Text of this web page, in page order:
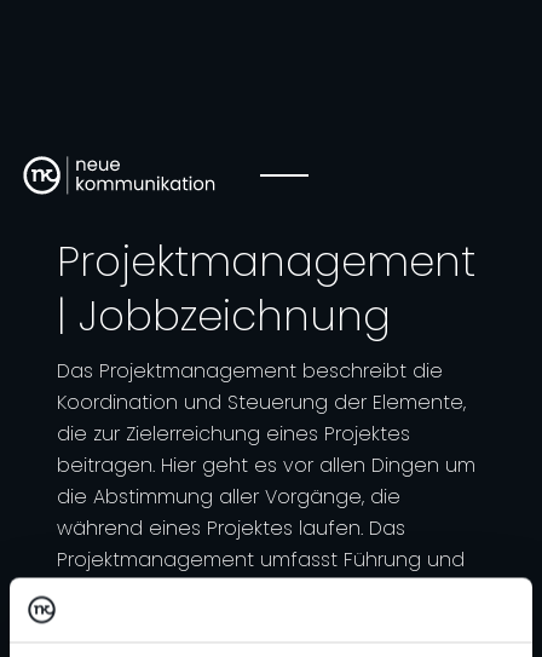
Projektmanagement
| Jobbzeichnung
Das Projektmanagement beschreibt die
Koordination und Steuerung der Elemente,
die zur Zielerreichung eines Projektes
beitragen. Hier geht es vor allen Dingen um
die Abstimmung aller Vorgänge, die
während eines Projektes laufen. Das
Projektmanagement umfasst Führung und